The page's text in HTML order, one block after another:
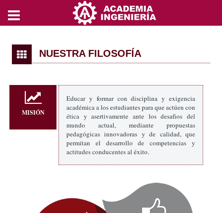
NUESTRA FILOSOFÍA
MISIÓN
Educar y formar con disciplina y exigencia
académica a los estudiantes para que actúen con
ética y asertivamente ante los desafios del
mundo actual, mediante propuestas
pedagógicas innovadoras y de calidad, que
permitan el desarrollo de competencias y
actitudes conducentes al éxito.